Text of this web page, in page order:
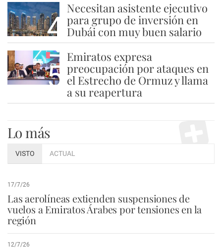
4
Necesitan asistente ejecutivo
para grupo de inversión en
Dubái con muy buen salario
5
Emiratos expresa
preocupación por ataques en
el Estrecho de Ormuz y llama
a su reapertura
Lo más
VISTO ACTUAL
17/7/26
Las aerolíneas extienden suspensiones de
vuelos a Emiratos Árabes por tensiones en la
región
12/7/26